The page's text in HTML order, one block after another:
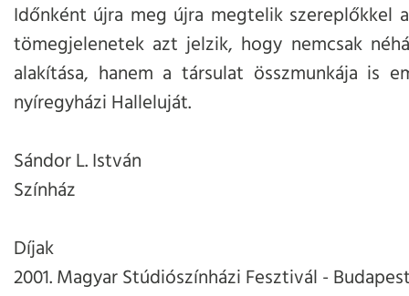
Időnként újra meg újra megtelik szereplőkkel
tömegjelenetek azt jelzik, hogy nemcsak
alakítása, hanem a társulat összmunkája is
nyíregyházi Halleluját.
Sándor L. István
Színház
Díjak
2001. Magyar Stúdiószínházi Fesztivál -